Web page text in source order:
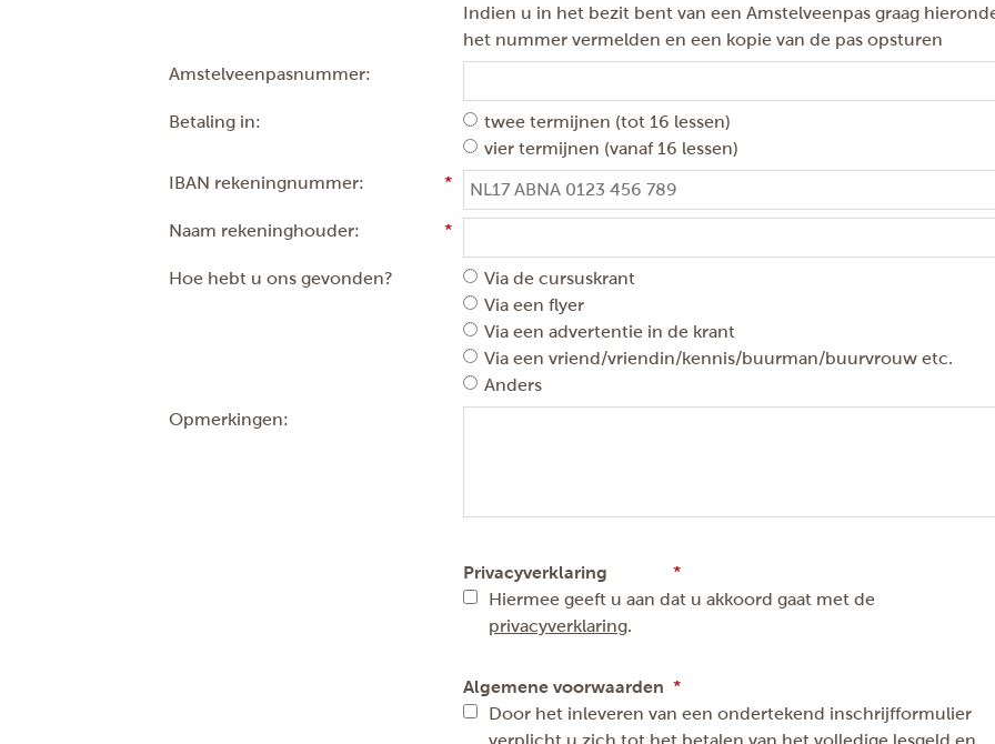
Indien u in het bezit bent van een Amstelveenpas graag
het nummer vermelden en een kopie van de pas opsturen
Amstelveenpasnummer:
Betaling in:
twee termijnen (tot 16 lessen)
vier termijnen (vanaf 16 lessen)
IBAN rekeningnummer:
Naam rekeninghouder:
Hoe hebt u ons gevonden?
Via de cursuskrant
Via een flyer
Via een advertentie in de krant
Via een vriend/vriendin/kennis/buurman/buurvrouw etc.
Anders
Opmerkingen:
Privacyverklaring
Hiermee geeft u aan dat u akkoord gaat met de
privacyverklaring.
Algemene voorwaarden
Door het inleveren van een ondertekend inschrijfformulier
verplicht u zich tot het betalen van het volledige lesgeld en